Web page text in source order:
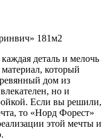
181м2
каждая деталь и мелочь
который
дом из
но и
Если вы решили,
то «Норд Форест»
этой мечты и